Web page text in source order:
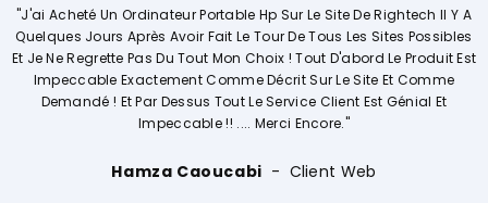
Hp Sur Le Site De Rightech Il Y A
Le Tour De Tous Les Sites Possibles
Mon Choix ! Tout D'abord Le Produit Est
Décrit Sur Le Site Et Comme
Le Service Client Est Génial Et
!! .... Merci Encore."
Client Web
"Commerciale KHADIJA
Explique De Façon
Opérations. Société A